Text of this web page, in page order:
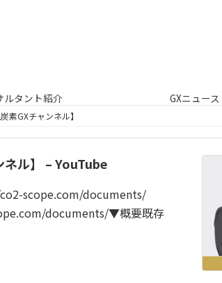
ルタント紹介 GXニュース
素GXチャンネル】
ル】 – YouTube
scope.com/documents/
documents/▼概要既存